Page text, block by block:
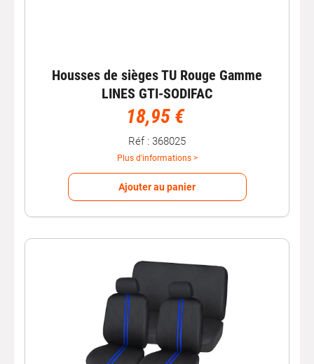
Housses de sièges TU Rouge Gamme
LINES GTI-SODIFAC
18,95 €
Réf : 368025
Plus d'informations >
Ajouter au panier